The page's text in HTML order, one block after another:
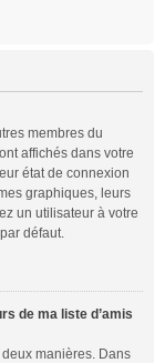
membres du
affichés dans votre
état de connexion
graphiques, leurs
un utilisateur à votre
défaut.
de ma liste d’amis
manières. Dans